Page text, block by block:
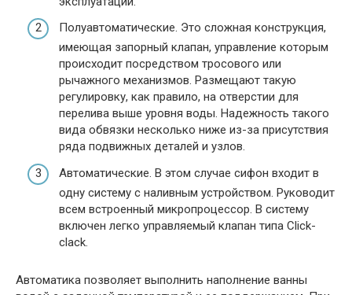
Полуавтоматические. Это сложная конструкция,
имеющая запорный клапан, управление которым
происходит посредством тросового или
рычажного механизмов. Размещают такую
регулировку, как правило, на отверстии для
перелива выше уровня воды. Надежность такого
вида обвязки несколько ниже из-за присутствия
ряда подвижных деталей и узлов.
Автоматические. В этом случае сифон входит в
одну систему с наливным устройством. Руководит
всем встроенный микропроцессор. В систему
включен легко управляемый клапан типа Click-
clack.
Автоматика позволяет выполнить наполнение ванны